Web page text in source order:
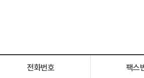
전화번호 팩스